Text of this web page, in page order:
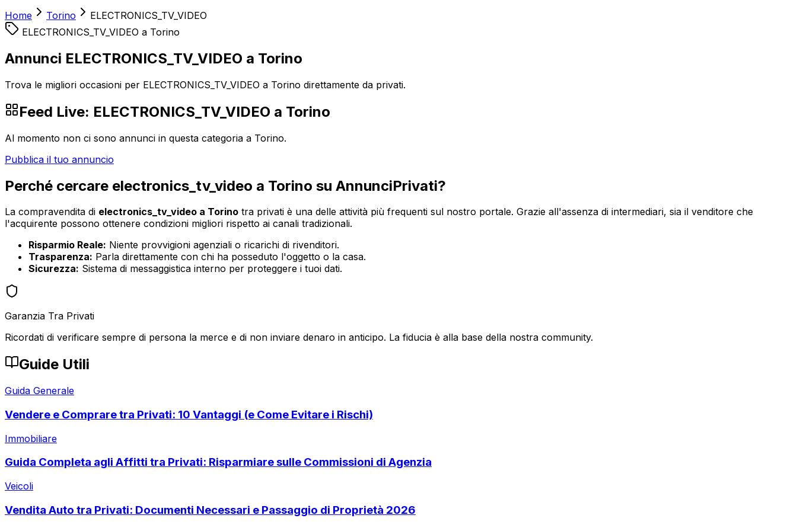
Home Torino
ELECTRONICS_TV_VIDEO
ELECTRONICS_TV_VIDEO a Torino
Annunci ELECTRONICS_TV_VIDEO a Torino
Trova le migliori occasioni per ELECTRONICS_TV_VIDEO a Torino direttamente da privati.
Feed Live: ELECTRONICS_TV_VIDEO a Torino
Al momento non ci sono annunci in questa categoria a Torino.
Pubblica il tuo annuncio
Perché cercare electronics_tv_video a Torino su AnnunciPrivati?
La compravendita di electronics_tv_video a Torino tra privati è una delle attività più frequenti sul nostro portale. Grazie all'assenza di intermediari, sia il venditore che
l'acquirente possono ottenere condizioni migliori rispetto ai canali tradizionali.
Risparmio Reale: Niente provvigioni agenziali o ricarichi di rivenditori.
Trasparenza: Parla direttamente con chi ha posseduto l'oggetto o la casa.
Sicurezza: Sistema di messaggistica interno per proteggere i tuoi dati.
Garanzia Tra Privati
Ricordati di verificare sempre di persona la merce e di non inviare denaro in anticipo. La fiducia è alla base della nostra community.
Guide Utili
Guida Generale
Vendere e Comprare tra Privati: 10 Vantaggi (e Come Evitare i Rischi)
Immobiliare
Guida Completa agli Affitti tra Privati: Risparmiare sulle Commissioni di Agenzia
Veicoli
Vendita Auto tra Privati: Documenti Necessari e Passaggio di Proprietà 2026